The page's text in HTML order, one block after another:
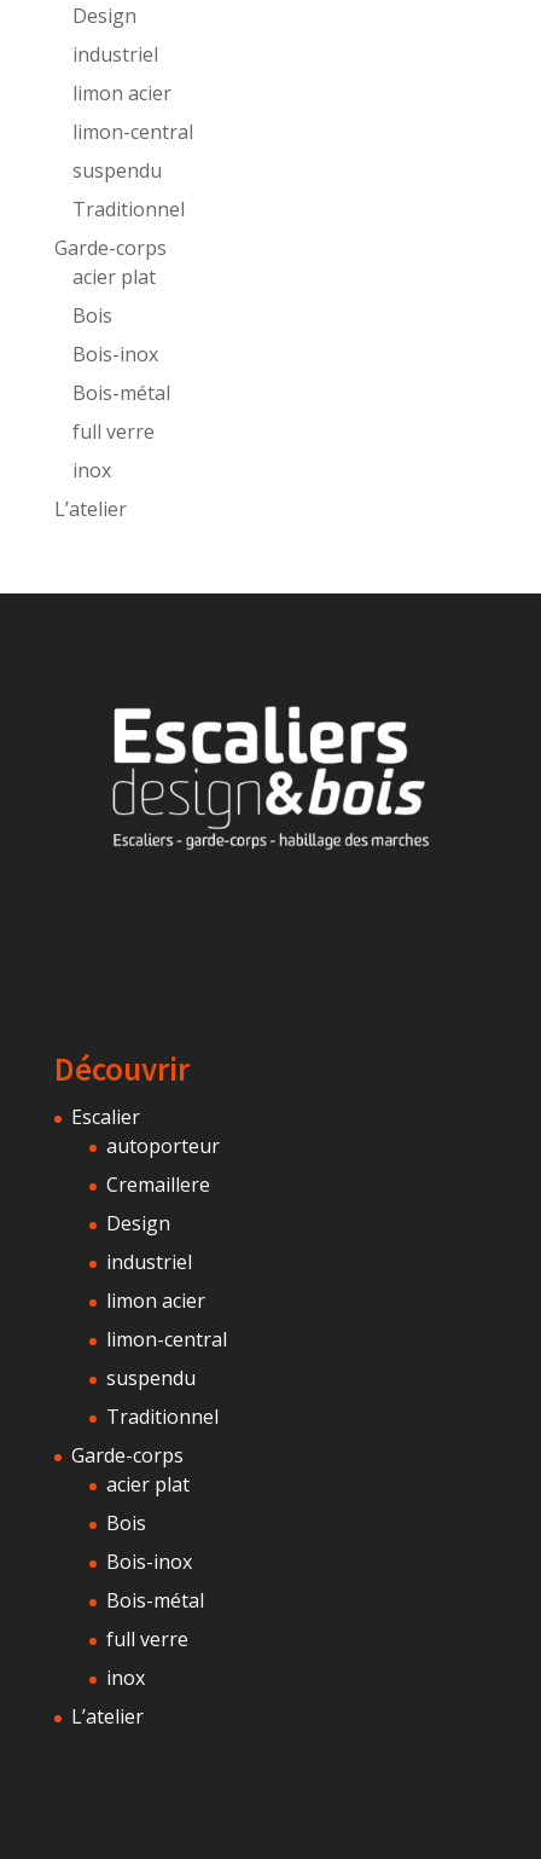
Design
industriel
limon acier
limon-central
suspendu
Traditionnel
Garde-corps
acier plat
Bois
Bois-inox
Bois-métal
full verre
inox
L’atelier
Découvrir
Escalier
autoporteur
Cremaillere
Design
industriel
limon acier
limon-central
suspendu
Traditionnel
Garde-corps
acier plat
Bois
Bois-inox
Bois-métal
full verre
inox
L’atelier